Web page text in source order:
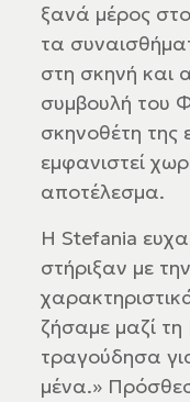
ξανά μέρος
τα
στη σκηνή και
συμβουλή του
σκηνοθέτη της
εμφανιστεί
αποτέλεσμα.
Η Stefania
στήριξαν με
ζήσαμε μαζί
τραγούδησα
μένα.»